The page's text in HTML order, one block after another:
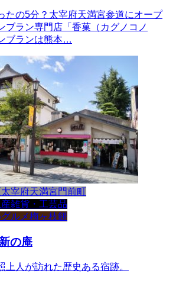
たの5分？太宰府天満宮参道にオープ
ブラン専門店「香菓（カグノコノ
ブランは熊本…
太宰府天満宮門前町
雑貨・工芸品
ルメ梅ヶ枝餅
の庵
上人が訪れた歴史ある宿跡。